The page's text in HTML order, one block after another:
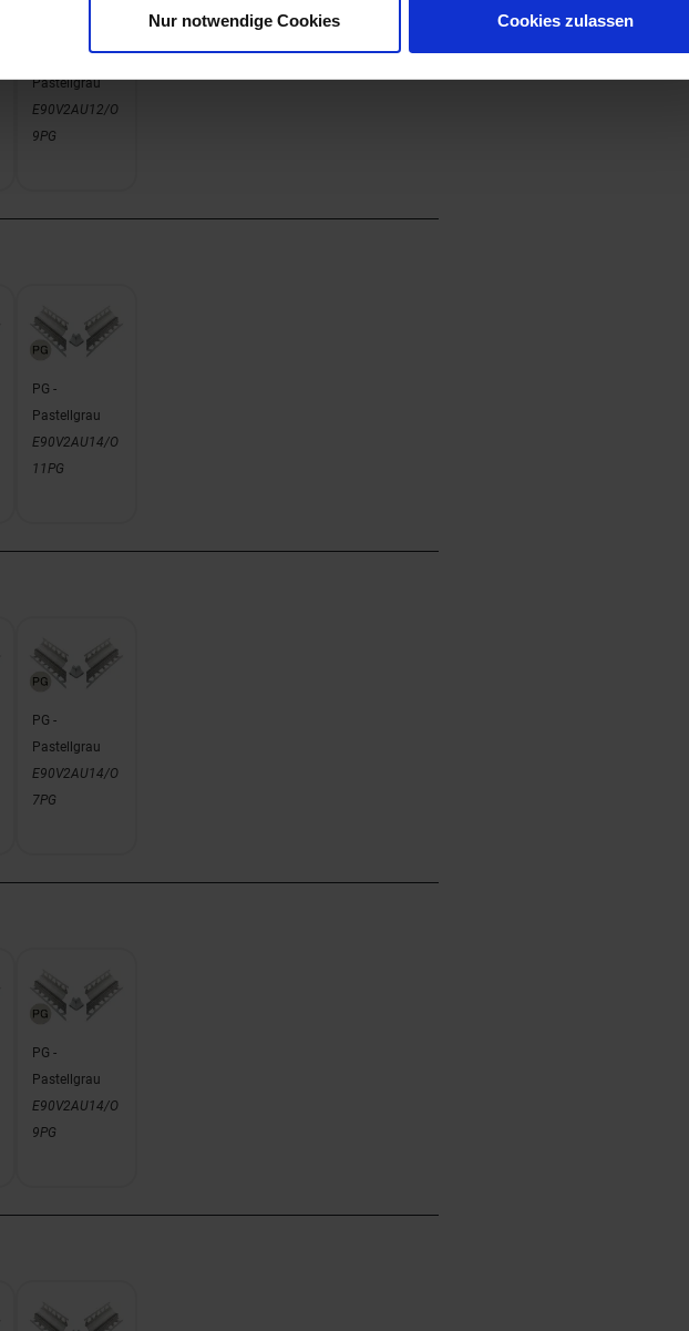
Nur notwendige Cookies Cookies zulassen
Pastellgrau
E90V2AU12/O
9PG
PG -
Pastellgrau
E90V2AU14/O
11PG
PG -
Pastellgrau
E90V2AU14/O
7PG
PG -
Pastellgrau
E90V2AU14/O
9PG